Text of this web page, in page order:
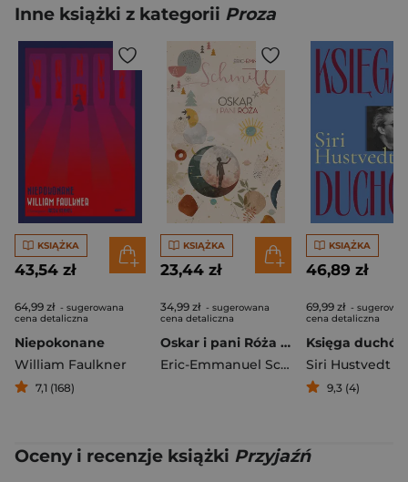
Inne książki z kategorii Proza
KSIĄŻKA
43,54 zł
64,99 zł - sugerowana
cena detaliczna
Niepokonane
William Faulkner
7,1 (168)
KSIĄŻKA
23,44 zł
34,99 zł - sugerowana
cena detaliczna
Oskar i pani Róża 2026
Eric-Emmanuel Schmitt
KSIĄŻKA
46,89 zł
69,99 zł -
cena detaliczna
Księga duchów
Siri Hustvedt
9,3 (4)
Oceny i recenzje książki Przyjaźń